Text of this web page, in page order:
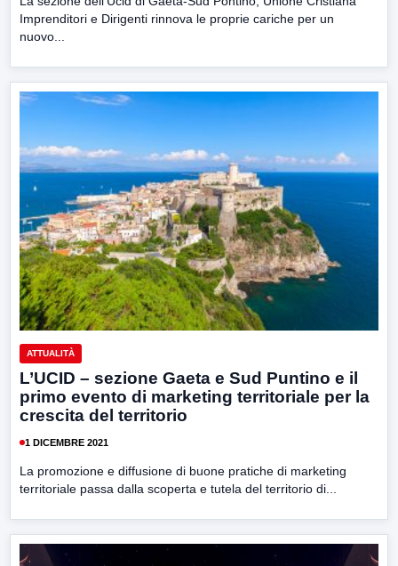
Imprenditori e Dirigenti rinnova le proprie cariche per un
nuovo...
ATTUALITÀ
L’UCID – sezione Gaeta e Sud Puntino e il
primo evento di marketing territoriale per la
crescita del territorio
1 DICEMBRE 2021
La promozione e diffusione di buone pratiche di marketing
territoriale passa dalla scoperta e tutela del territorio di...